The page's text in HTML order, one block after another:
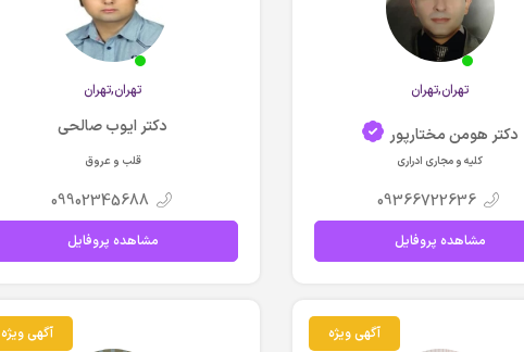
تهران,تهران
دکتر هومن مختارپور
کلیه و مجاری ادراری
09366722636
مشاهده پروفایل
تهران,تهران
دکتر ایوب صالحی
قلب و عروق
09902345688
مشاهده پروفایل
آگهی ویژه آگهی ویژه